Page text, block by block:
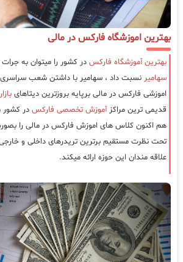
بهترین اموزشگاه فارکس در مالی
بهترین آموزشگاه فارکس در کشور را میتوان به جرات
سهامیر نسبت داد ، سهامیر با داشتن شعب سراسری
اموزشی فارکس در مالی برپایه بروزترین دیتاهای
قدیمی ترین مراکزآموزش تخصصی فارکس در کشور
هم اکنون کلاس های اموزش فارکس در مالی را
تحت نظرت مستقیم برترین تریدرهای داخلی و خارجی
علاقه مندان این حوزه ارائه میکند.